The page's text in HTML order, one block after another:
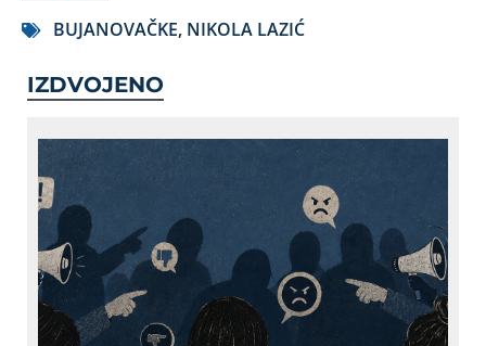
BUJANOVAČKE, NIKOLA LAZIĆ
IZDVOJENO